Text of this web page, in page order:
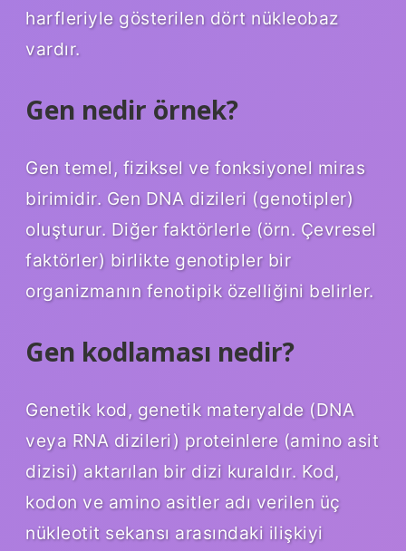
harfleriyle gösterilen dört nükleobaz
vardır.
Gen nedir örnek?
Gen temel, fiziksel ve fonksiyonel miras
birimidir. Gen DNA dizileri (genotipler)
oluşturur. Diğer faktörlerle (örn. Çevresel
faktörler) birlikte genotipler bir
organizmanın fenotipik özelliğini belirler.
Gen kodlaması nedir?
Genetik kod, genetik materyalde (DNA
veya RNA dizileri) proteinlere (amino asit
dizisi) aktarılan bir dizi kuraldır. Kod,
kodon ve amino asitler adı verilen üç
nükleotit sekansı arasındaki ilişkiyi